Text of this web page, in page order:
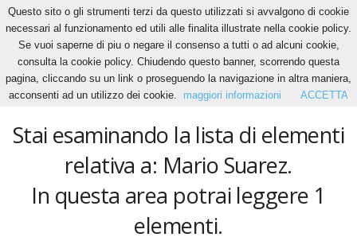
Home Tags Mario Suarez
Mario Suarez
Stai esaminando la lista di elementi
relativa a: Mario Suarez.
In questa area potrai leggere 1
elementi.
Questo sito o gli strumenti terzi da questo utilizzati si avvalgono di cookie
necessari al funzionamento ed utili alle finalita illustrate nella cookie policy.
Se vuoi saperne di piu o negare il consenso a tutti o ad alcuni cookie,
consulta la cookie policy. Chiudendo questo banner, scorrendo questa
pagina, cliccando su un link o proseguendo la navigazione in altra maniera,
acconsenti ad un utilizzo dei cookie.
maggiori informazioni ACCETTA